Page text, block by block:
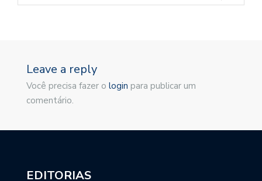
Leave a reply
Você precisa fazer o login para publicar um
comentário.
EDITORIAS